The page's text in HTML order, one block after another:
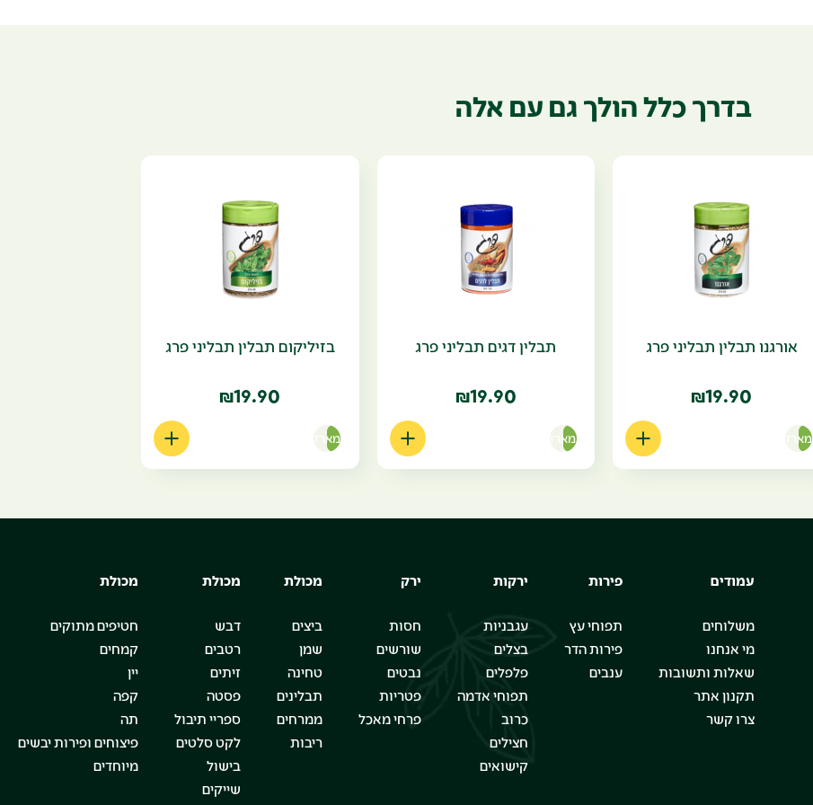
בדרך כלל הולך גם עם אלה
אורגנו תבלין תבליני פרג
₪19.90
מארז
תבלין דגים תבליני פרג
₪19.90
מארז
בזיליקום תבלין תבליני פרג
₪19.90
מארז
עמודים
משלוחים
מי אנחנו
שאלות ותשובות
תקנון אתר
צרו קשר
פירות
תפוחי עץ
פירות הדר
ענבים
ירקות
עגבניות
בצלים
פלפלים
תפוחי אדמה
כרוב
חצילים
קישואים
ירק
חסות
שורשים
נבטים
פטריות
פרחי מאכל
מכולת
ביצים
שמן
טחינה
תבלינים
ממרחים
ריבות
מכולת
דבש
רטבים
זיתים
פסטה
ספריי תיבול
לקט סלטים
בישול
שייקים
מכולת
חטיפים מתוקים
קמחים
יין
קפה
תה
פיצוחים ופירות יבשים
מיוחדים